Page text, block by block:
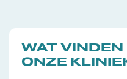
WAT
ONZE